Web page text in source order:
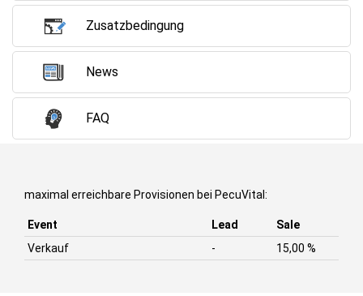
Zusatzbedingung
News
FAQ
maximal erreichbare Provisionen bei PecuVital:
Event Lead
Sale
Verkauf
- 15,00 %